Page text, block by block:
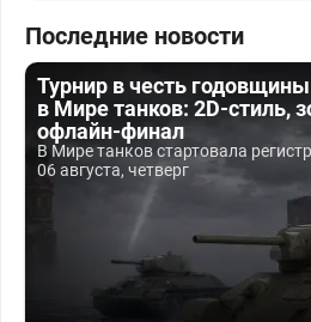
Последние новости
Турнир в честь
в Мире танков: 2D-стиль,
офлайн-финал
В Мире танков стартовала
06 августа, четверг